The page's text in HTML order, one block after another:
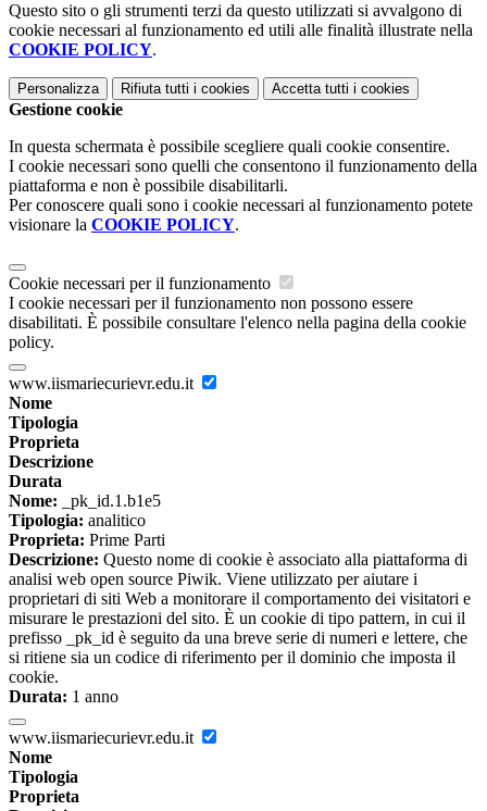
Questo sito o gli strumenti terzi da questo utilizzati si avvalgono di
cookie necessari al funzionamento ed utili alle finalità illustrate nella
COOKIE POLICY.
Personalizza Rifiuta tutti i cookies Accetta tutti i cookies
Gestione cookie
In questa schermata è possibile scegliere quali cookie consentire.
I cookie necessari sono quelli che consentono il funzionamento della
piattaforma e non è possibile disabilitarli.
Per conoscere quali sono i cookie necessari al funzionamento potete
visionare la COOKIE POLICY.
Cookie necessari per il funzionamento
I cookie necessari per il funzionamento non possono essere
disabilitati. È possibile consultare l'elenco nella pagina della cookie
policy.
www.iismariecurievr.edu.it
Nome
Tipologia
Proprieta
Descrizione
Durata
Nome: _pk_id.1.b1e5
Tipologia: analitico
Proprieta: Prime Parti
Descrizione: Questo nome di cookie è associato alla piattaforma di
analisi web open source Piwik. Viene utilizzato per aiutare i
proprietari di siti Web a monitorare il comportamento dei visitatori e
misurare le prestazioni del sito. È un cookie di tipo pattern, in cui il
prefisso _pk_id è seguito da una breve serie di numeri e lettere, che
si ritiene sia un codice di riferimento per il dominio che imposta il
cookie.
Durata: 1 anno
www.iismariecurievr.edu.it
Nome
Tipologia
Proprieta